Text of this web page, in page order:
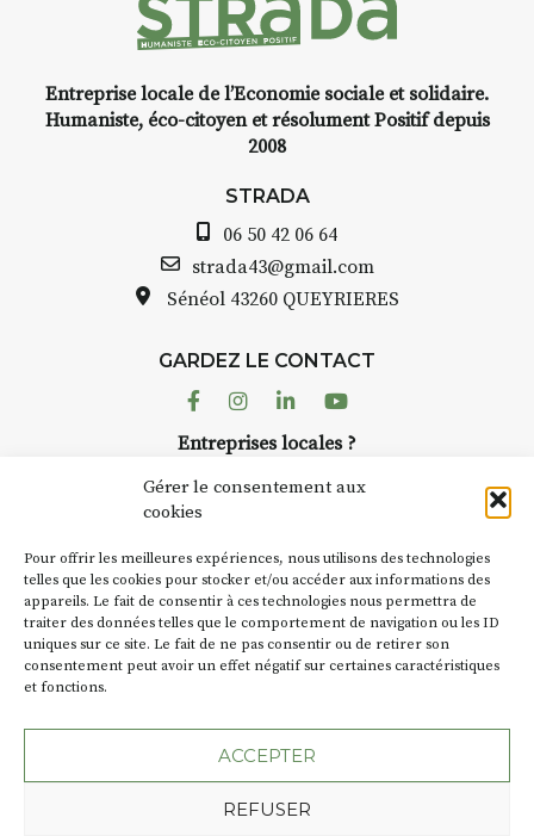
Gérer le consentement aux
cookies
Pour offrir les meilleures expériences, nous utilisons des technologies
telles que les cookies pour stocker et/ou accéder aux informations des
appareils. Le fait de consentir à ces technologies nous permettra de
traiter des données telles que le comportement de navigation ou les ID
uniques sur ce site. Le fait de ne pas consentir ou de retirer son
consentement peut avoir un effet négatif sur certaines caractéristiques
et fonctions.
ACCEPTER
REFUSER
Entreprise locale de l’Economie sociale et solidaire.
Humaniste, éco-citoyen et résolument Positif depuis
2008
STRADA
06 50 42 06 64
strada43@gmail.com
Sénéol 43260 QUEYRIERES
GARDEZ LE CONTACT
FacebookInstagram
LinkedinYoutube
Entreprises locales ?
Suivez toute l'actu de Strada